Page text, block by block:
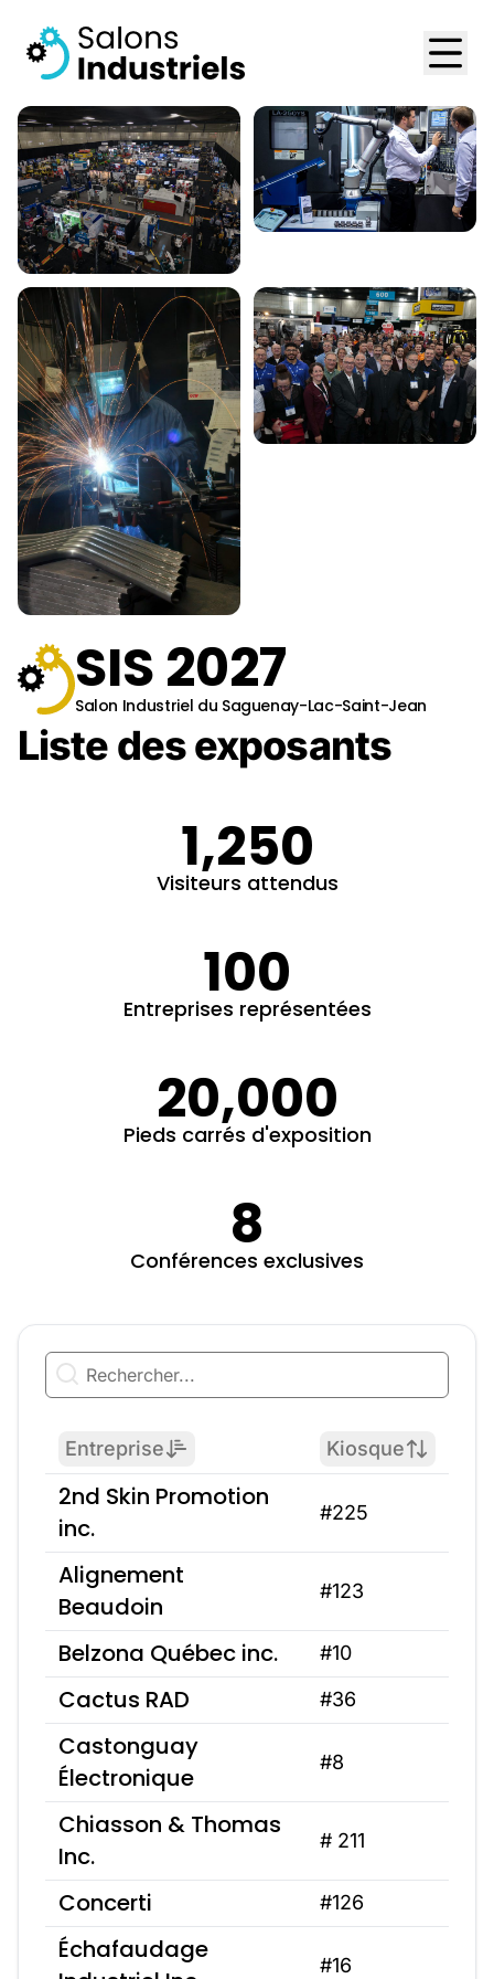
SIS 2027
Salon Industriel du Saguenay-Lac-Saint-Jean
Liste des exposants
1,250
Visiteurs attendus
100
Entreprises représentées
20,000
Pieds carrés d'exposition
8
Conférences exclusives
Entreprise Kiosque
2nd Skin Promotion
inc.
#225
Alignement
Beaudoin
#123
Belzona Québec inc. #10
Cactus RAD #36
Castonguay
Électronique
#8
Chiasson & Thomas
Inc.
# 211
Concerti #126
Échafaudage
#16